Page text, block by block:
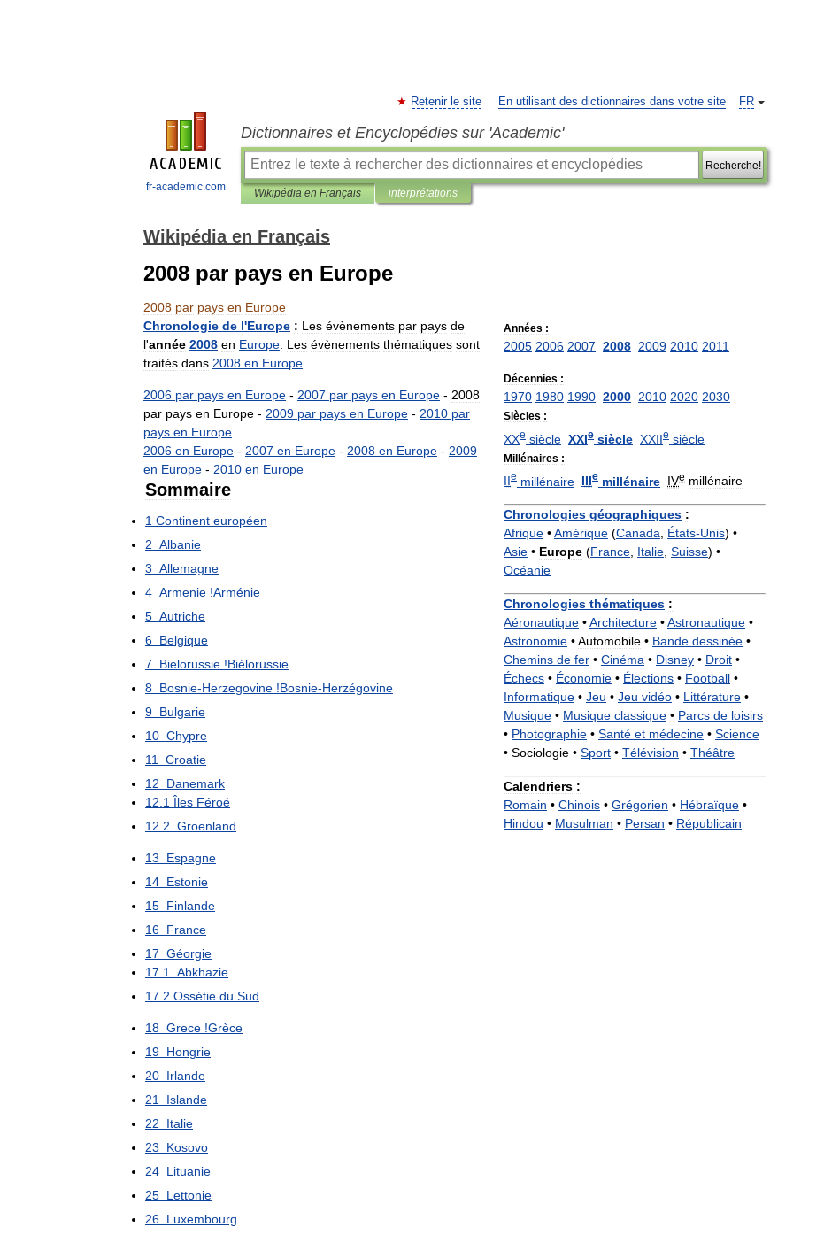
fr-academic.com
FR
Retenir le site En utilisant des dictionnaires dans votre site
Dictionnaires et Encyclopédies sur 'Academic'
Recherche!
Wikipédia en Français interprétations
Wikipédia en Français
2008 par pays en Europe
2008 par pays en Europe
Années :
2005 2006 2007 2008 2009 2010 2011
Décennies :
1970 1980 1990 2000 2010 2020 2030
Siècles :
XXe siècle XXIe siècle XXIIe siècle
Millénaires :
IIe millénaire IIIe millénaire IVe millénaire
Chronologies géographiques :
Afrique •Amérique (Canada, États-Unis) •
Asie • Europe (France, Italie, Suisse) •
Océanie
Chronologies thématiques :
Aéronautique •Architecture •Astronautique •
Astronomie •Automobile • Bande dessinée •
Chemins de fer • Cinéma • Disney • Droit •
Échecs • Économie • Élections • Football •
Informatique • Jeu • Jeu vidéo • Littérature •
Musique • Musique classique • Parcs de loisirs
• Photographie • Santé et médecine • Science
• Sociologie • Sport • Télévision • Théâtre
Calendriers :
Romain • Chinois • Grégorien • Hébraïque •
Hindou • Musulman • Persan • Républicain
Chronologie de l'Europe : Les évènements par pays de
l'année 2008 en Europe Les évènements thématiques sont
traités dans 2008 en Europe
2006 par pays en Europe - 2007 par pays en Europe - 2008
par pays en Europe - 2009 par pays en Europe - 2010 par
pays en Europe
2006 en Europe - 2007 en Europe - 2008 en Europe - 2009
en Europe - 2010 en Europe
Sommaire
1 Continent européen
2 Albanie
3 Allemagne
4 Armenie !Arménie
5 Autriche
6 Belgique
7
Bielorussie !Biélorussie
8 Bosnie-Herzegovine !Bosnie-Herzégovine
9 Bulgarie
10 Chypre
11
Croatie
12
Danemark
12 1 Îles Féroé
12 2 Groenland
13
Espagne
14 Estonie
15 Finlande
16 France
17 Géorgie
17 1
Abkhazie
17 2 Ossétie du Sud
18 Grece !Grèce
19 Hongrie
20 Irlande
21
Islande
22
Italie
23
Kosovo
24 Lituanie
25 Lettonie
26 Luxembourg